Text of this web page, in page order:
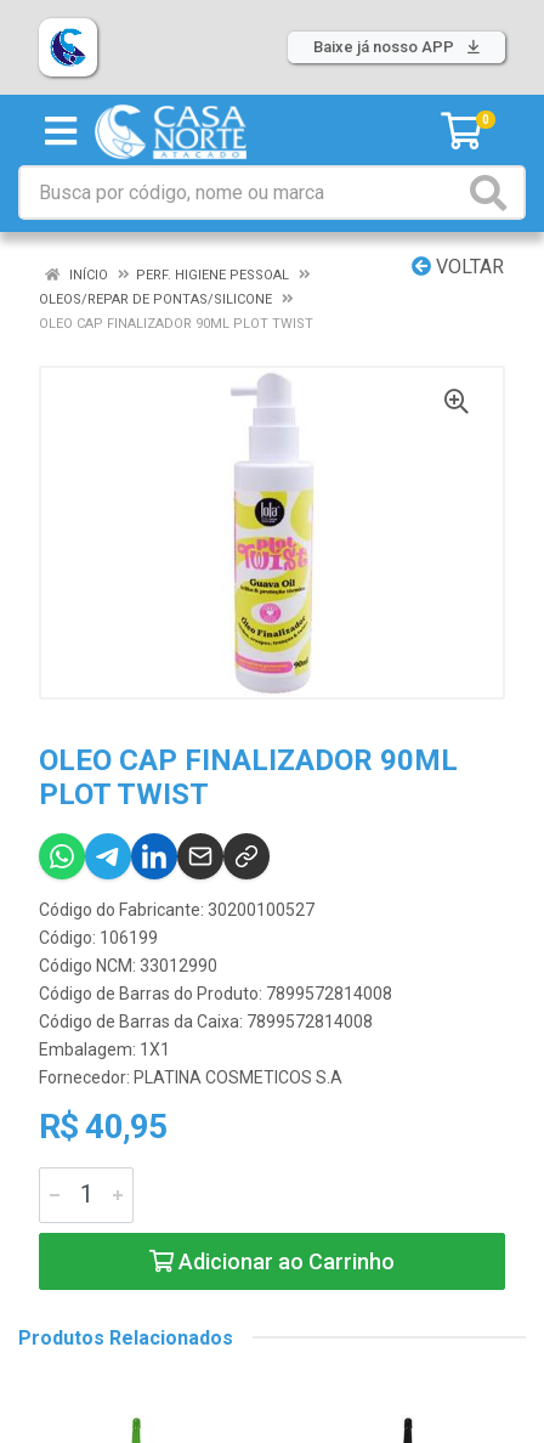
Baixe já nosso APP
0
VOLTAR
INÍCIO
PERF. HIGIENE PESSOAL
OLEOS/REPAR DE PONTAS/SILICONE
OLEO CAP FINALIZADOR 90ML PLOT TWIST
OLEO CAP FINALIZADOR 90ML
PLOT TWIST
Código do Fabricante: 30200100527
Código: 106199
Código NCM: 33012990
Código de Barras do Produto: 7899572814008
Código de Barras da Caixa: 7899572814008
Embalagem: 1X1
Fornecedor: PLATINA COSMETICOS S.A
R$ 40,95
Adicionar ao Carrinho
Produtos Relacionados